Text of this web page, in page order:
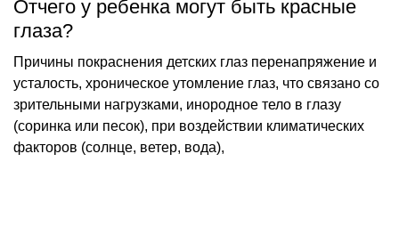
Отчего у ребенка могут быть красные
глаза?
Причины покраснения детских глаз перенапряжение и
усталость, хроническое утомление глаз, что связано со
зрительными нагрузками, инородное тело в глазу
(соринка или песок), при воздействии климатических
факторов (солнце, ветер, вода),